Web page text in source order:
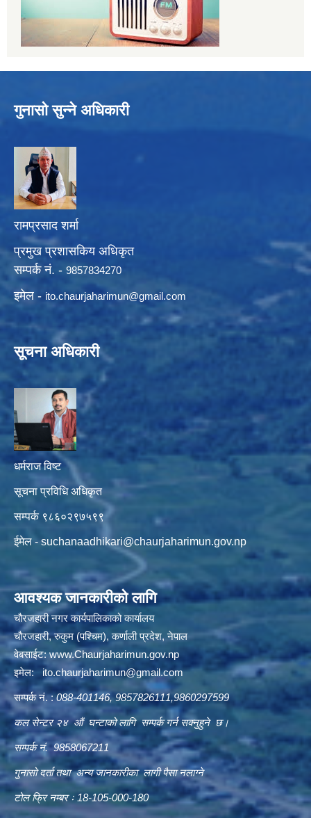
गुनासो सुन्ने अधिकारी
रामप्रसाद शर्मा
प्रमुख प्रशासकिय अधिकृत
सम्पर्क नं. - 9857834270
इमेल - ito.chaurjaharimun@gmail.com
सूचना अधिकारी
धर्मराज विष्ट
सूचना प्रविधि अधिकृत
सम्पर्क ९८६०२९७५९९
ईमेल -suchanaadhikari@chaurjaharimun.gov.np
आवश्यक जानकारीको लागि
चौरजहारी नगर कार्यपालिकाको कार्यालय
चौरजहारी, रुकुम (पश्चिम), कर्णाली प्रदेश, नेपाल
वेबसाईट:www.Chaurjaharimun.gov.np
इमेल: ito.chaurjaharimun@gmail.com
सम्पर्क नं. :088-401146, 9857826111,9860297599
कल सेन्टर २४ औं घन्टाको लागि सम्पर्क गर्न सक्नुहुने छ।
सम्पर्क नं. 9858067211
गुनासो दर्ता तथा अन्य जानकारीका लागी पैसा नलाग्ने
टोल फ्रि नम्बर ः 18-105-000-180